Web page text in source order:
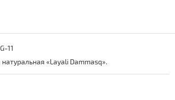
11
«Layali Dammasq».